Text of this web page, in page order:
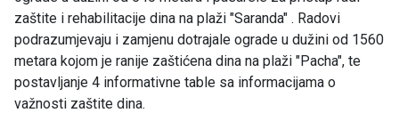
zaštite i rehabilitacije dina na plaži "Saranda" . Radovi
podrazumjevaju i zamjenu dotrajale ograde u dužini od 1560
metara kojom je ranije zaštićena dina na plaži "Pacha", te
postavljanje 4 informativne table sa informacijama o
važnosti zaštite dina.